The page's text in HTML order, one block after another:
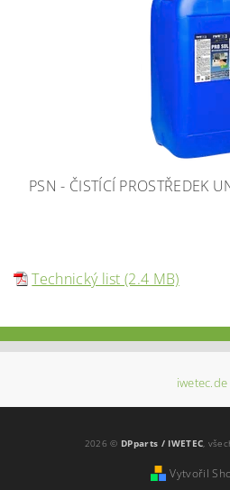
PSN - ČISTÍCÍ PROSTŘEDEK
Technický list (2.4 MB)
iwetec.de
2026 © DPparts / IWETEC ,
Vytvořil